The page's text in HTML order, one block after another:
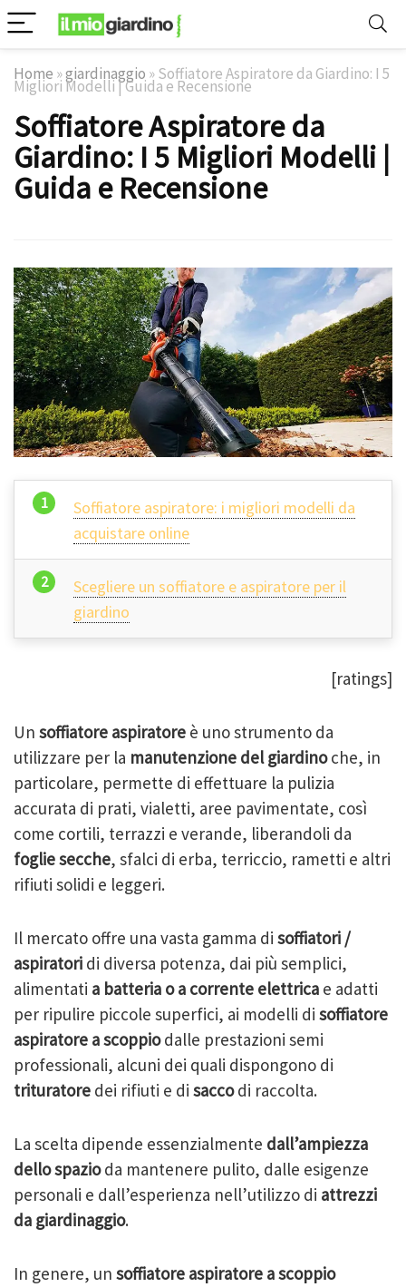
Home »giardinaggio »Soffiatore Aspiratore da Giardino: I 5
Migliori Modelli | Guida e Recensione
Soffiatore Aspiratore da
Giardino: I 5 Migliori Modelli |
Guida e Recensione
Soffiatore aspiratore: i migliori modelli da
acquistare online
Scegliere un soffiatore e aspiratore per il
giardino
[ratings]
Un soffiatore aspiratore è uno strumento da
utilizzare per la manutenzione del giardinoche, in
particolare, permette di effettuare la pulizia
accurata di prati, vialetti, aree pavimentate, così
come cortili, terrazzi e verande, liberandoli da
foglie secche, sfalci di erba, terriccio, rametti e altri
rifiuti solidi e leggeri.
Il mercato offre una vasta gamma di soffiatori /
aspiratori di diversa potenza, dai più semplici,
alimentati a batteria o a corrente elettrica e adatti
per ripulire piccole superfici, ai modelli di soffiatore
aspiratore a scoppiodalle prestazioni semi
professionali, alcuni dei quali dispongono di
trituratore dei rifiuti e di saccodi raccolta.
La scelta dipende essenzialmente dall’ampiezza
dello spazioda mantenere pulito, dalle esigenze
personali e dall’esperienza nell’utilizzo di attrezzi
da giardinaggio.
In genere, un soffiatore aspiratore a scoppio